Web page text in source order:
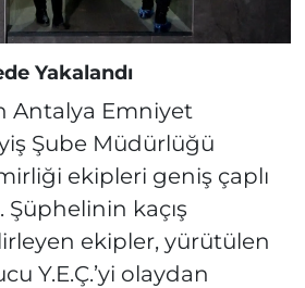
Yakalandı
Antalya Emniyet
Şube Müdürlüğü
ekipleri geniş çaplı
Şüphelinin kaçış
ekipler, yürütülen
Y.E.Ç.’yi olaydan